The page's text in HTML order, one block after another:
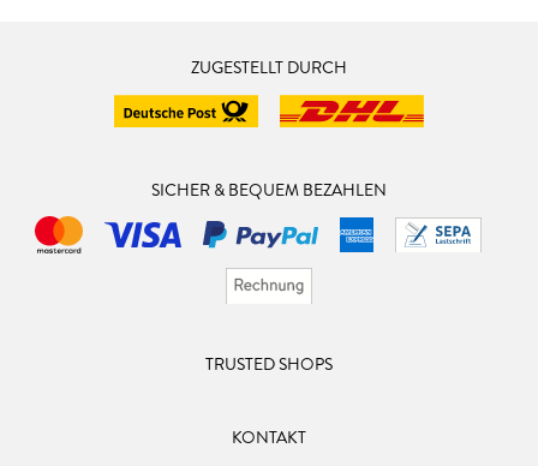
ZUGESTELLT DURCH
SICHER & BEQUEM BEZAHLEN
TRUSTED SHOPS
KONTAKT